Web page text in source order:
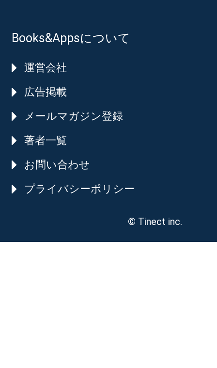
Books&Appsについて
運営会社
広告掲載
メールマガジン登録
著者一覧
お問い合わせ
プライバシーポリシー
© Tinect inc.